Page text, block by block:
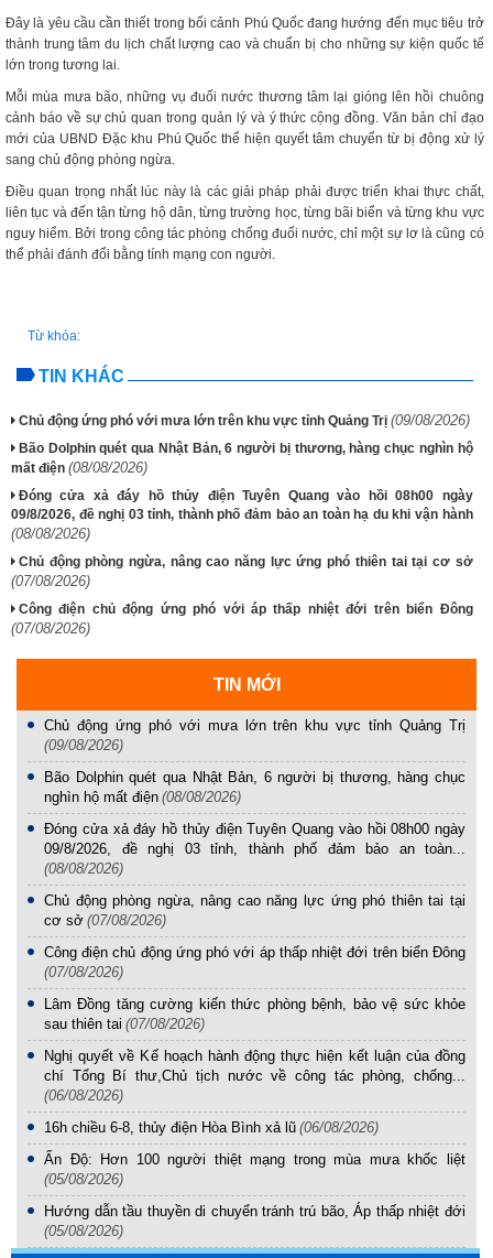
Đây là yêu cầu cần thiết trong bối cảnh Phú Quốc đang hướng đến mục tiêu trở
thành trung tâm du lịch chất lượng cao và chuẩn bị cho những sự kiện quốc tế
lớn trong tương lai.
Mỗi mùa mưa bão, những vụ đuối nước thương tâm lại gióng lên hồi chuông
cảnh báo về sự chủ quan trong quản lý và ý thức cộng đồng. Văn bản chỉ đạo
mới của UBND Đặc khu Phú Quốc thể hiện quyết tâm chuyển từ bị động xử lý
sang chủ động phòng ngừa.
Điều quan trọng nhất lúc này là các giải pháp phải được triển khai thực chất,
liên tục và đến tận từng hộ dân, từng trường học, từng bãi biển và từng khu vực
nguy hiểm. Bởi trong công tác phòng chống đuối nước, chỉ một sự lơ là cũng có
thể phải đánh đổi bằng tính mạng con người.
Từ khóa:
TIN KHÁC
Chủ động ứng phó với mưa lớn trên khu vực tỉnh Quảng Trị (09/08/2026)
Bão Dolphin quét qua Nhật Bản, 6 người bị thương, hàng chục nghìn hộ
mất điện (08/08/2026)
Đóng cửa xả đáy hồ thủy điện Tuyên Quang vào hồi 08h00 ngày
09/8/2026, đề nghị 03 tỉnh, thành phố đảm bảo an toàn hạ du khi vận hành
(08/08/2026)
Chủ động phòng ngừa, nâng cao năng lực ứng phó thiên tai tại cơ sở
(07/08/2026)
Công điện chủ động ứng phó với áp thấp nhiệt đới trên biển Đông
(07/08/2026)
TIN MỚI
Chủ động ứng phó với mưa lớn trên khu vực tỉnh Quảng Trị
(09/08/2026)
Bão Dolphin quét qua Nhật Bản, 6 người bị thương, hàng chục
nghìn hộ mất điện (08/08/2026)
Đóng cửa xả đáy hồ thủy điện Tuyên Quang vào hồi 08h00 ngày
09/8/2026, đề nghị 03 tỉnh, thành phố đảm bảo an toàn...
(08/08/2026)
Chủ động phòng ngừa, nâng cao năng lực ứng phó thiên tai tại
cơ sở (07/08/2026)
Công điện chủ động ứng phó với áp thấp nhiệt đới trên biển Đông
(07/08/2026)
Lâm Đồng tăng cường kiến thức phòng bệnh, bảo vệ sức khỏe
sau thiên tai (07/08/2026)
Nghị quyết về Kế hoạch hành động thực hiện kết luận của đồng
chí Tổng Bí thư,Chủ tịch nước về công tác phòng, chống...
(06/08/2026)
16h chiều 6-8, thủy điện Hòa Bình xả lũ (06/08/2026)
Ấn Độ: Hơn 100 người thiệt mạng trong mùa mưa khốc liệt
(05/08/2026)
Hướng dẫn tầu thuyền di chuyển tránh trú bão, Áp thấp nhiệt đới
(05/08/2026)